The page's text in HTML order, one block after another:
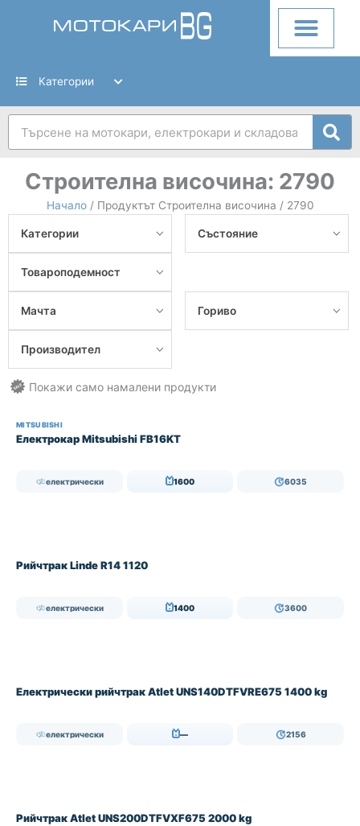
Категории
Строителна височина: 2790
Начало/ Продуктът Строителна височина / 2790
Категории Състояние
Товароподемност
Мачта Гориво
Производител
MITSUBISHI
Електрокар Mitsubishi FB16KT
електрически 1600 6035
Рийчтрак Linde R14 1120
електрически 1400 3600
Електрически рийчтрак Atlet UNS140DTFVRE675 1400 kg
електрически — 2156
Рийчтрак Atlet UNS200DTFVXF675 2000 kg